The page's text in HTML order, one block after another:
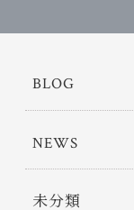
BLOG
NEWS
未分類